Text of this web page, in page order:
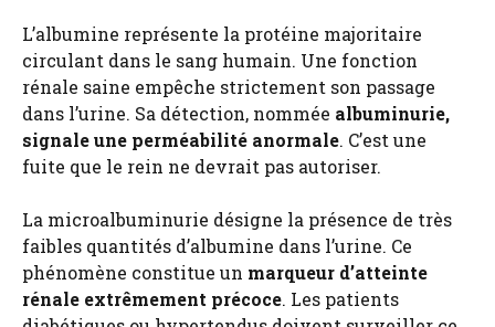
L’albumine représente la protéine majoritaire
circulant dans le sang humain. Une fonction
rénale saine empêche strictement son passage
dans l’urine. Sa détection, nommée albuminurie,
signale une perméabilité anormale. C’est une
fuite que le rein ne devrait pas autoriser.
La microalbuminurie désigne la présence de très
faibles quantités d’albumine dans l’urine. Ce
phénomène constitue un marqueur d’atteinte
rénale extrêmement précoce. Les patients